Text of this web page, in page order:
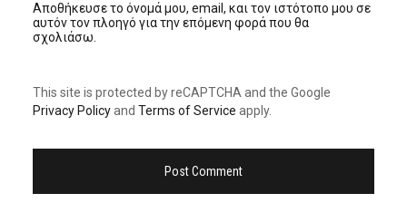
Αποθήκευσε το όνομά μου, email, και τον ιστότοπο μου σε
αυτόν τον πλοηγό για την επόμενη φορά που θα
σχολιάσω.
This site is protected by reCAPTCHA and the Google
Privacy Policyand Terms of Service apply.